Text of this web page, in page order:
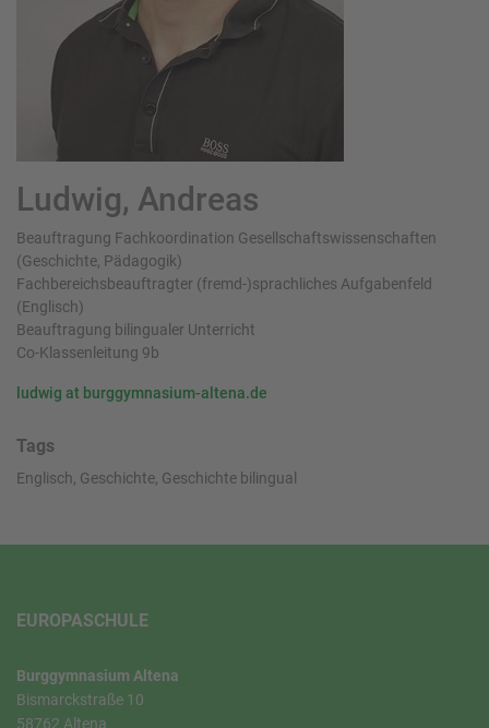
Ludwig, Andreas
Beauftragung Fachkoordination Gesellschaftswissenschaften
(Geschichte, Pädagogik)
Fachbereichsbeauftragter (fremd-)sprachliches Aufgabenfeld
(Englisch)
Beauftragung bilingualer Unterricht
Co-Klassenleitung 9b
ludwig at burggymnasium-altena.de
Tags
Englisch, Geschichte, Geschichte bilingual
EUROPASCHULE
Burggymnasium Altena
Bismarckstraße 10
58762 Altena